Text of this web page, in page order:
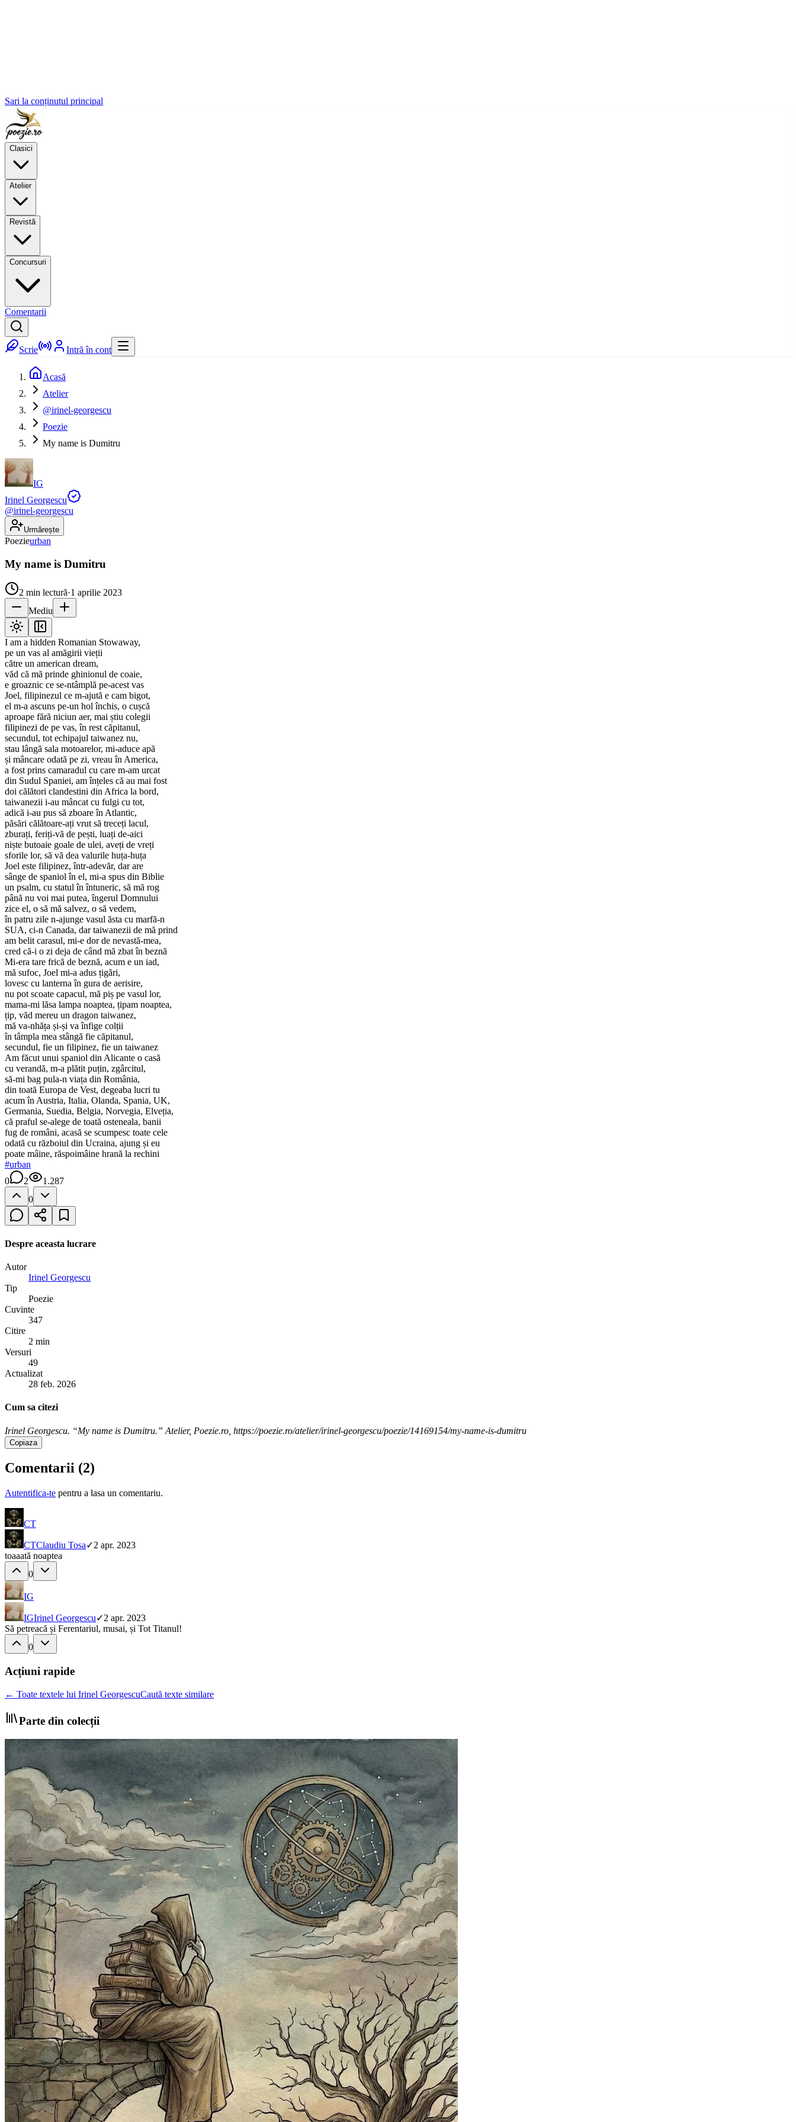
Sari la conținutul principal
Clasici
Atelier
Revistă
Concursuri
Comentarii
Scrie Intră în cont
Acasă
Atelier
@irinel-georgescu
Poezie
My name is Dumitru
IG
Irinel Georgescu
@irinel-georgescu
Urmărește
Poezieurban
My name is Dumitru
2 min lectură·1 aprilie 2023
Mediu
I am a hidden Romanian Stowaway,
pe un vas al amăgirii vieții
către un american dream,
văd că mă prinde ghinionul de coaie,
e groaznic ce se-ntâmplă pe-acest vas
Joel, filipinezul ce m-ajută e cam bigot,
el m-a ascuns pe-un hol închis, o cușcă
aproape fără niciun aer, mai știu colegii
filipinezi de pe vas, în rest căpitanul,
secundul, tot echipajul taiwanez nu,
stau lângă sala motoarelor, mi-aduce apă
și mâncare odată pe zi, vreau în America,
a fost prins camaradul cu care m-am urcat
din Sudul Spaniei, am înțeles că au mai fost
doi călători clandestini din Africa la bord,
taiwanezii i-au mâncat cu fulgi cu tot,
adică i-au pus să zboare în Atlantic,
păsări călătoare-ați vrut să treceți lacul,
zburați, feriți-vă de pești, luați de-aici
niște butoaie goale de ulei, aveți de vreți
sforile lor, să vă dea valurile huța-huța
Joel este filipinez, într-adevăr, dar are
sânge de spaniol în el, mi-a spus din Biblie
un psalm, cu statul în întuneric, să mă rog
până nu voi mai putea, îngerul Domnului
zice el, o să mă salvez, o să vedem,
în patru zile n-ajunge vasul ăsta cu marfă-n
SUA, ci-n Canada, dar taiwanezii de mă prind
am belit carasul, mi-e dor de nevastă-mea,
cred că-i o zi deja de când mă zbat în beznă
Mi-era tare frică de beznă, acum e un iad,
mă sufoc, Joel mi-a adus țigări,
lovesc cu lanterna în gura de aerisire,
nu pot scoate capacul, mă piș pe vasul lor,
mama-mi lăsa lampa noaptea, țipam noaptea,
țip, văd mereu un dragon taiwanez,
mă va-nhăța și-și va înfige colții
în tâmpla mea stângă fie căpitanul,
secundul, fie un filipinez, fie un taiwanez
Am făcut unui spaniol din Alicante o casă
cu verandă, m-a plătit puțin, zgârcitul,
să-mi bag pula-n viața din România,
din toată Europa de Vest, degeaba lucri tu
acum în Austria, Italia, Olanda, Spania, UK,
Germania, Suedia, Belgia, Norvegia, Elveția,
că praful se-alege de toată osteneala, banii
fug de români, acasă se scumpesc toate cele
odată cu războiul din Ucraina, ajung și eu
poate mâine, răspoimâine hrană la rechini
#urban
0
2
1.287
0
Despre aceasta lucrare
Autor
Irinel Georgescu
Tip
Poezie
Cuvinte
347
Citire
2 min
Versuri
49
Actualizat
28 feb. 2026
Cum sa citezi
Irinel Georgescu. “My name is Dumitru.” Atelier, Poezie.ro, https://poezie.ro/atelier/irinel-georgescu/poezie/14169154/my-name-is-dumitru
Copiaza
Comentarii (2)
Autentifica-te pentru a lasa un comentariu.
CT
CTClaudiu Tosa✓2 apr. 2023
toaaată noaptea
0
IG
IGIrinel Georgescu✓2 apr. 2023
Să petreacă și Ferentariul, musai, și Tot Titanul!
0
Acțiuni rapide
← Toate textele lui Irinel GeorgescuCaută texte similare
Parte din colecții